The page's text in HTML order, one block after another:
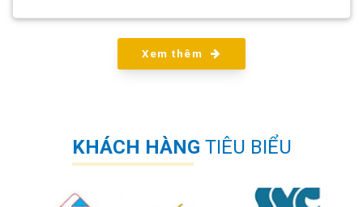
Xem thêm
KHÁCH HÀNG TIÊU BIỂU